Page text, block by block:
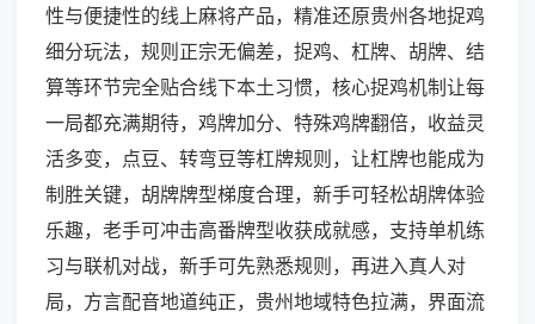
性与便捷性的线上麻将产品，精准还原贵州各地捉鸡
细分玩法，规则正宗无偏差，捉鸡、杠牌、胡牌、结
算等环节完全贴合线下本土习惯，核心捉鸡机制让每
一局都充满期待，鸡牌加分、特殊鸡牌翻倍，收益灵
活多变，点豆、转弯豆等杠牌规则，让杠牌也能成为
制胜关键，胡牌牌型梯度合理，新手可轻松胡牌体验
乐趣，老手可冲击高番牌型收获成就感，支持单机练
习与联机对战，新手可先熟悉规则，再进入真人对
局，方言配音地道纯正，贵州地域特色拉满，界面流